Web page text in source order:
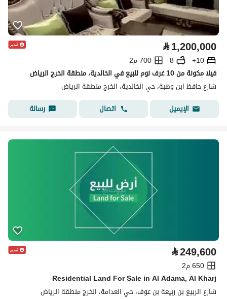
⃁1,200,000
10+
8
700 م2
فيلا مكونة من 10 غرف نوم للبيع في الخالدية، منطقة الخرج الرياض
شارع حافظ ابن وهبة، حي الخالدية، الخرج منطقة الرياض
الإيميل
اتصال رسالة
⃁249,600
650 م2
Residential Land For Sale in Al Adama, Al Kharj
شارع الربيع بن ربيعة بن عوف، حي العدامة، الخرج منطقة الرياض